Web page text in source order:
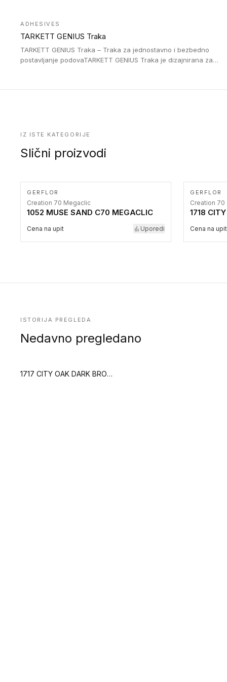
uglom, sa poluprečnikom savijanja od 2R za stepenice više od
16 cm. Poste i verzije od aluminijuma za oblasti pod visokim
opterećenjem. Postavljaju se na postojeći pod. Veoma su
ADHESIVES
TARKETT GENIUS Traka
TARKETT GENIUS Traka – Traka za jednostavno i bezbedno
postavljanje podovaTARKETT GENIUS Traka je dizajnirana za
IZ ISTE KATEGORIJE
Slični proizvodi
GERFLOR
Creation 70 Megaclic
1052 MUSE SAND C70 MEGACLIC
Cena na upit Uporedi
GERFLOR
Creation 70
1718
Cena na upit
ISTORIJA PREGLEDA
Nedavno pregledano
1717 CITY OAK DARK BROWN2 (Creation 70)